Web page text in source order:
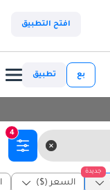
افتح التطبيق
بع تطبيق
4
جديدة
السعر ($)